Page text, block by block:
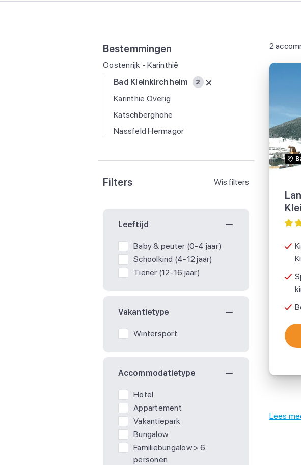
Bestemmingen
Oostenrijk - Karinthië
Bad Kleinkirchheim
2
Karinthie Overig
Katschberghohe
Nassfeld Hermagor
Filters Wis filters
Leeftijd
Baby & peuter (0-4 jaar)
Schoolkind (4-12 jaar)
Tiener (12-16 jaar)
Vakantietype
Wintersport
Accommodatietype
Hotel
Appartement
Vakantiepark
Bungalow
Familiebungalow > 6
personen
2
Lees